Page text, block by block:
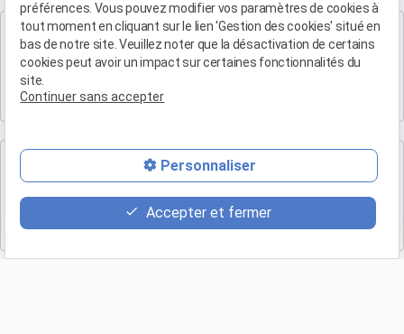
Cabinet de Marse
Maître Patrice HUMBERT
13700 Marignane
Cabinet de Nîmes
Maître Cedrine RAYBAUD
6, Rue Cremieux
30000 NIMES
préférences. Vous pouvez modifier vos paramètres de cookies à
tout moment en cliquant sur le lien 'Gestion des cookies' situé en
bas de notre site. Veuillez noter que la désactivation de certains
cookies peut avoir un impact sur certaines fonctionnalités du
site.
Continuer sans accepter
Personnaliser
Accepter et fermer